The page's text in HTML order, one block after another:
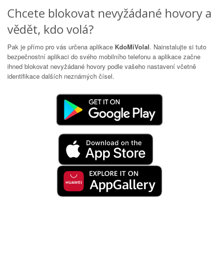
Chcete blokovat nevyžádané hovory a
vědět, kdo volá?
Pak je přímo pro vás určena aplikace KdoMiVolal. Nainstalujte si tuto
bezpečnostní aplikaci do svého mobilního telefonu a aplikace začne
ihned blokovat nevyžádané hovory podle vašeho nastavení včetně
identifikace dalších neznámých čísel.